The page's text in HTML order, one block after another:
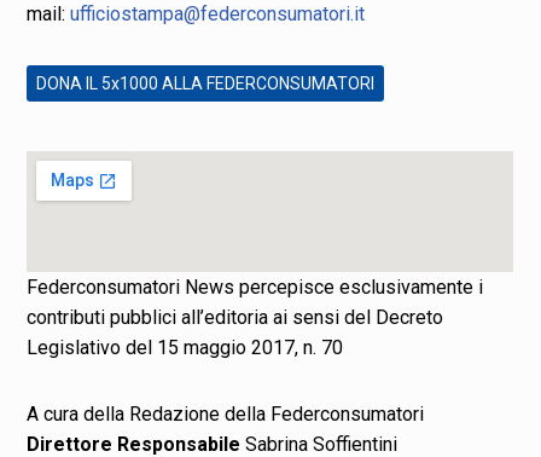
mail:ufficiostampa@federconsumatori.it
DONA IL 5x1000 ALLA FEDERCONSUMATORI
Federconsumatori News percepisce esclusivamente i
contributi pubblici all’editoria ai sensi del Decreto
Legislativo del 15 maggio 2017, n. 70
A cura della Redazione della Federconsumatori
Direttore Responsabile Sabrina Soffientini